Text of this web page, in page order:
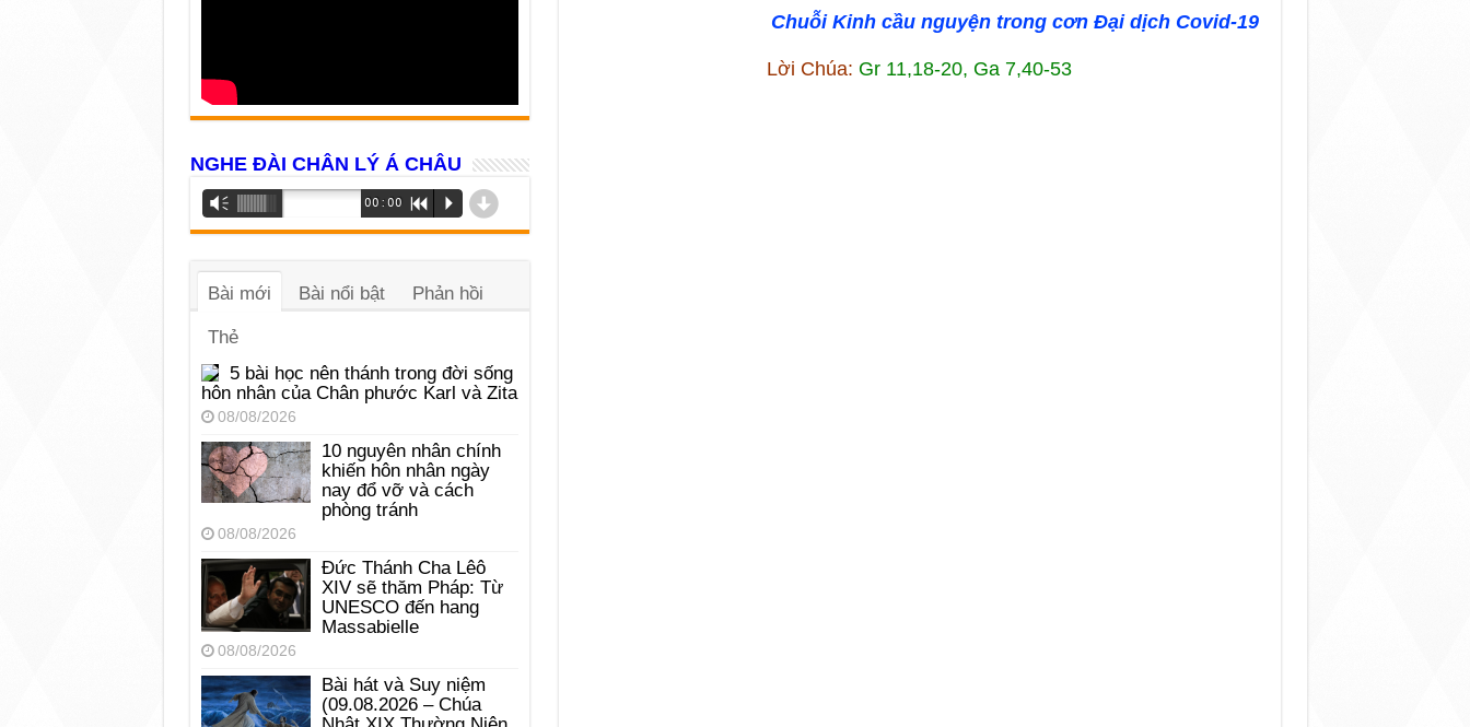
Chuỗi Kinh cầu nguyện trong cơn Đại dịch Covid-19
Lời Chúa: Gr 11,18-20, Ga 7,40-53
NGHE ĐÀI CHÂN LÝ Á CHÂU
Trình
phát
âm
Vm 00:00 R P d
Bài mới Bài nổi bật Phản hồi
Thẻ
5 bài học nên thánh trong đời sống
hôn nhân của Chân phước Karl và Zita
08/08/2026
10 nguyên nhân chính
khiến hôn nhân ngày
nay đổ vỡ và cách
phòng tránh
08/08/2026
Đức Thánh Cha Lêô
XIV sẽ thăm Pháp: Từ
UNESCO đến hang
Massabielle
08/08/2026
Bài hát và Suy niệm
(09.08.2026 – Chúa